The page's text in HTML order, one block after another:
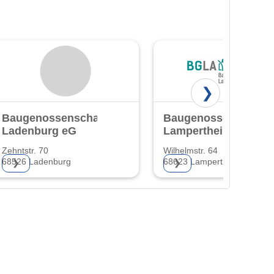
Baugenossenschaft
Ladenburg eG
Zehntstr. 70
68526 Ladenburg
❯
Baugenossenschaft
Lampertheim eG
Wilhelmstr. 64
68623 Lampertheim
❯
❯